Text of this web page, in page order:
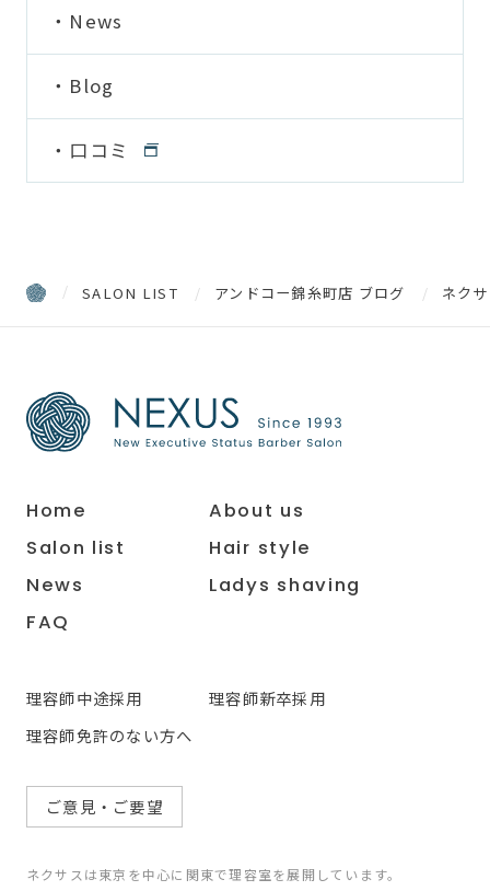
News
Blog
口コミ
SALON LIST アンドコー錦糸町店 ブログ ネク
Home
About us
Salon list
Hair style
News
Ladys shaving
FAQ
理容師中途採用
理容師新卒採用
理容師免許のない方へ
ご意見・ご要望
ネクサスは東京を中心に関東で理容室を展開しています。